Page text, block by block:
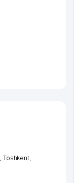
, Toshkent,